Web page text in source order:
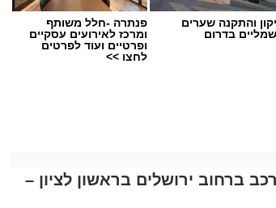
והתקנה שערים
בדרום
פנתרה -חלל משותף
ומרכז לאירועים עסקיים
ופרטיים ועוד לפרטים
לחצו >>
ברחוב ירושלים בראשון לציון –